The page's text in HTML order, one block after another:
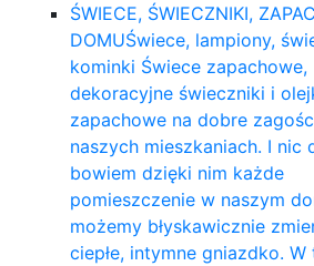
ŚWIECE, ŚWIECZNIKI,
DOMUŚwiece, lampiony,
kominki Świece zapachowe,
dekoracyjne świeczniki i
zapachowe na dobre
naszych mieszkaniach. I nic
bowiem dzięki nim każde
pomieszczenie w naszym
możemy błyskawicznie
ciepłe, intymne gniazdko. W